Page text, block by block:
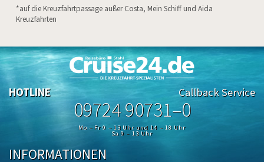
*auf die Kreuzfahrtpassage außer Costa, Mein Schiff und Aida
Kreuzfahrten
HOTLINE Callback Service
09724 90731–0
Mo – Fr 9 – 13 Uhr und 14 – 18 Uhr
Sa 9 – 13 Uhr
INFORMATIONEN